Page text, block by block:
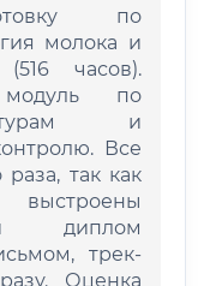
по
молока и
часов).
по
и
Все
так как
диплом
трек-
Оценка